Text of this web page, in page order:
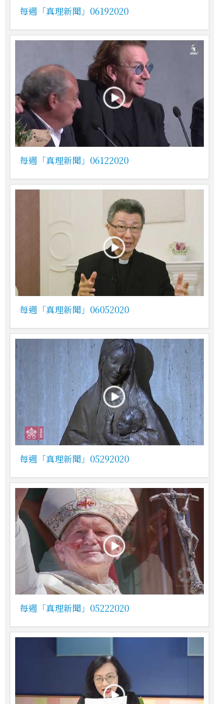
每週「真理新聞」06192020
每週「真理新聞」06122020
每週「真理新聞」06052020
每週「真理新聞」05292020
每週「真理新聞」05222020